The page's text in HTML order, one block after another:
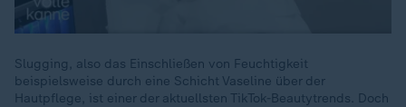
Slugging, also das Einschließen von Feuchtigkeit
beispielsweise durch eine Schicht Vaseline über der
Hautpflege, ist einer der aktuellsten TikTok-Beautytrends. Doch